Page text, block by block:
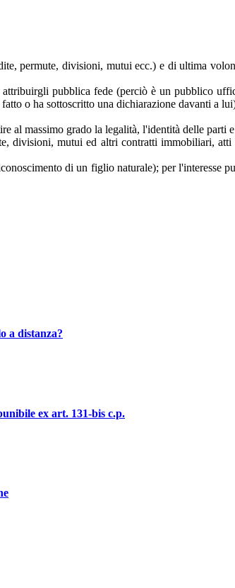
permute, divisioni, mutui ecc.) e di ultima
pubblica fede (perciò è un pubblico
o ha sottoscritto una dichiarazione davanti a
al massimo grado la legalità, l'identità delle
divisioni, mutui ed altri contratti immobiliari,
di un figlio naturale); per l'interesse
a distanza?
ex art. 131-bis c.p.